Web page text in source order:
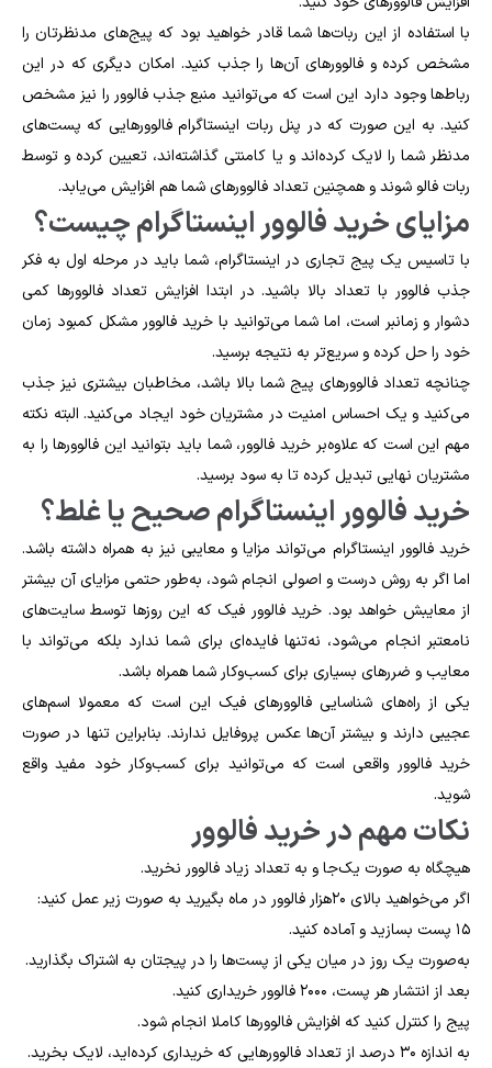
با استفاده از این ربات‌ها شما قادر خواهید بود که پیج‌های مدنظرتان را
مشخص کرده و فالوورهای آن‌ها را جذب کنید. امکان دیگری که در این
رباط‌ها وجود دارد این است که می‌توانید منبع جذب فالوور را نیز مشخص
کنید. به این صورت که در پنل ربات اینستاگرام فالوورهایی که پست‌های
مدنظر شما را لایک کرده‌اند و یا کامنتی گذاشته‌اند، تعیین کرده و توسط
ربات فالو شوند و همچنین تعداد فالوورهای شما هم افزایش می‌یابد.
مزایای خرید فالوور اینستاگرام چیست؟
با تاسیس یک پیج تجاری در اینستاگرام، شما باید در مرحله اول به فکر
جذب فالوور با تعداد بالا باشید. در ابتدا افزایش تعداد فالوور‌ها کمی
دشوار و زمانبر است، اما شما می‌توانید با خرید فالوور مشکل کمبود زمان
خود را حل کرده و سریع‌تر به نتیجه برسید.
چنانچه تعداد فالوورهای پیج شما بالا باشد، مخاطبان بیشتری نیز جذب
می‌کنید و یک احساس امنیت در مشتریان خود ایجاد می‌کنید. البته نکته
مهم این است که علاوه‌بر خرید فالوور، شما باید بتوانید این فالوورها را به
مشتریان نهایی تبدیل کرده تا به سود برسید.
خرید فالوور اینستاگرام صحیح یا غلط؟
خرید فالوور اینستاگرام می‌تواند مزایا و معایبی نیز به همراه داشته باشد.
اما اگر به روش درست و اصولی انجام شود، به‌طور حتمی مزایای آن بیشتر
از معایبش خواهد بود. خرید فالوور فیک که این روز‌ها توسط سایت‌های
نامعتبر انجام می‌شود، نه‌تنها فایده‌ای برای شما ندارد بلکه می‌تواند با
معایب و ضررهای بسیاری برای کسب‌وکار شما همراه باشد.
یکی از راه‌های شناسایی فالوور‌های فیک این است که معمولا اسم‌های
عجیبی دارند و بیشتر آن‌ها عکس پروفایل ندارند. بنابراین تنها در صورت
خرید فالوور واقعی است که می‌توانید برای کسب‌وکار خود مفید واقع
شوید.
نکات مهم در خرید فالوور
هیچگاه به صورت یک‌جا و به تعداد زیاد فالوور نخرید.
اگر می‌خواهید بالای ۲۰هزار فالوور در ماه بگیرید به صورت زیر عمل کنید:
۱۵ پست بسازید و آماده کنید.
به‌صورت یک روز در میان یکی از پست‌ها را در پیجتان به اشتراک بگذارید.
بعد از انتشار هر پست، ۲۰۰۰ فالوور خریداری کنید.
پیج را کنترل کنید که افزایش فالوورها کاملا انجام شود.
به اندازه ۳۰ درصد از تعداد فالوور‌هایی که خریداری کرده‌اید، لایک بخرید.